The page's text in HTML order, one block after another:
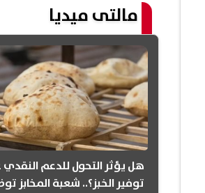
مالتى ميديا
هل يؤثر التحول للدعم
توفير الخبز؟.. شعبة المخابز